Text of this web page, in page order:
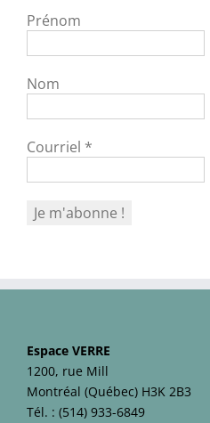
Prénom
Nom
Courriel *
Espace VERRE
1200, rue Mill
Montréal (Québec) H3K 2B3
Tél. : (514) 933-6849